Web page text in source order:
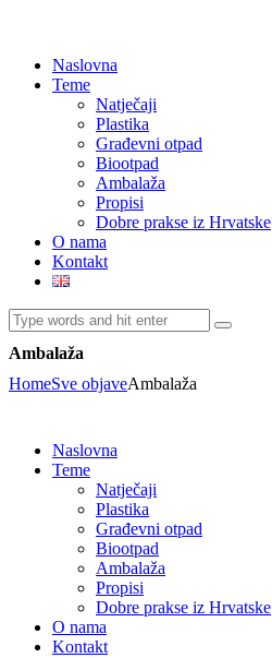
Naslovna
Teme
Natječaji
Plastika
Građevni otpad
Biootpad
Ambalaža
Propisi
Dobre prakse iz Hrvatske
O nama
Kontakt
Ambalaža
HomeSve objaveAmbalaža
Naslovna
Teme
Natječaji
Plastika
Građevni otpad
Biootpad
Ambalaža
Propisi
Dobre prakse iz Hrvatske
O nama
Kontakt